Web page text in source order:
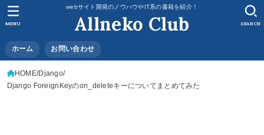
webサイト開発のノウハウやIT系の書籍を紹介！
Allneko Club
ホーム お問い合わせ
SEARCH
MENU
HOME Django
Django ForeignKeyのon_deleteキーについてまとめてみた